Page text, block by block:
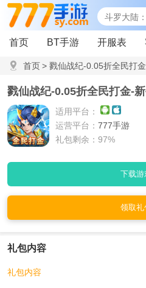
首页 BT手游 开服表
首页> 戮仙战纪-0.05折全民打
戮仙战纪-0.05折全民打金-
适用平台：
运营平台： 777手游
礼包剩余：97%
下载游
领取礼
礼包内容
礼包内容